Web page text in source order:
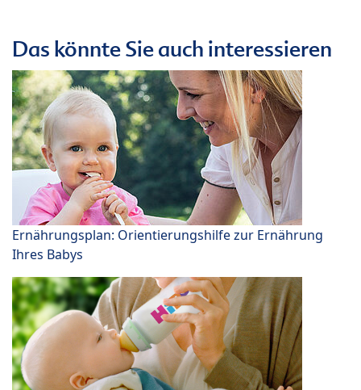
Das könnte Sie auch interessieren
Ernährungsplan: Orientierungshilfe zur Ernährung
Ihres Babys